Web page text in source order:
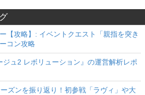
【攻略】: イベントクエスト「親指を突き
コン攻略
ジュ2 レボリューション』の運営解析レポ
ーズンを振り返り！初参戦「ラヴィ」や大